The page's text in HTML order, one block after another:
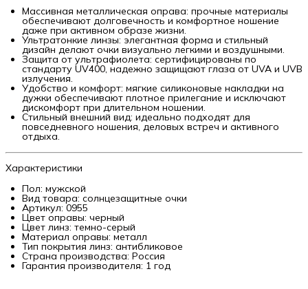
Массивная металлическая оправа: прочные материалы
обеспечивают долговечность и комфортное ношение
даже при активном образе жизни.
Ультратонкие линзы: элегантная форма и стильный
дизайн делают очки визуально легкими и воздушными.
Защита от ультрафиолета: сертифицированы по
стандарту UV400, надежно защищают глаза от UVA и UVB
излучения.
Удобство и комфорт: мягкие силиконовые накладки на
дужки обеспечивают плотное прилегание и исключают
дискомфорт при длительном ношении.
Стильный внешний вид: идеально подходят для
повседневного ношения, деловых встреч и активного
отдыха.
Характеристики
Пол: мужской
Вид товара: солнцезащитные очки
Артикул: 0955
Цвет оправы: черный
Цвет линз: темно-серый
Материал оправы: металл
Тип покрытия линз: антибликовое
Страна производства: Россия
Гарантия производителя: 1 год